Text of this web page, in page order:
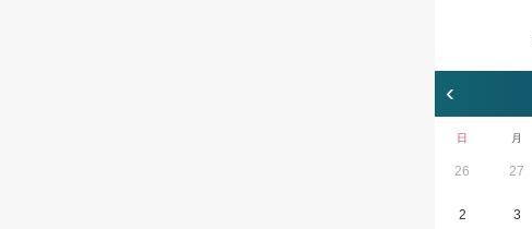
‹
日 月
26 27
2 3